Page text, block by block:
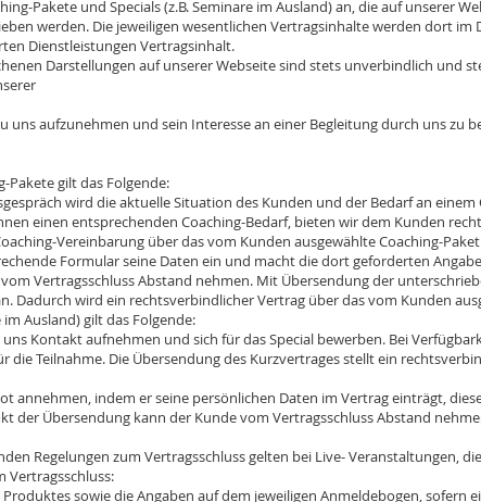
und Specials (z.B. Seminare im Ausland) an, die auf unserer
werden. Die jeweiligen wesentlichen Vertragsinhalte werden dort im
Dienstleistungen Vertragsinhalt.
Darstellungen auf unserer Webseite sind stets unverbindlich und
uns aufzunehmen und sein Interesse an einer Begleitung durch uns zu
gilt das Folgende:
wird die aktuelle Situation des Kunden und der Bedarf an einem
einen entsprechenden Coaching-Bedarf, bieten wir dem Kunden
Vereinbarung über das vom Kunden ausgewählte Coaching-
Formular seine Daten ein und macht die dort geforderten
Vertragsschluss Abstand nehmen. Mit Übersendung der
Dadurch wird ein rechtsverbindlicher Vertrag über das vom Kunden
Ausland) gilt das Folgende:
aufnehmen und sich für das Special bewerben. Bei
die Teilnahme. Die Übersendung des Kurzvertrages stellt ein
indem er seine persönlichen Daten im Vertrag einträgt,
der Übersendung kann der Kunde vom Vertragsschluss Abstand
zum Vertragsschluss gelten bei Live- Veranstaltungen,
Vertragsschluss:
sowie die Angaben auf dem jeweiligen Anmeldebogen, sofern